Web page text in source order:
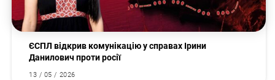
ЄСПЛ відкрив комунікацію у справах Ірини
Данилович проти росії
13 / 05 / 2026